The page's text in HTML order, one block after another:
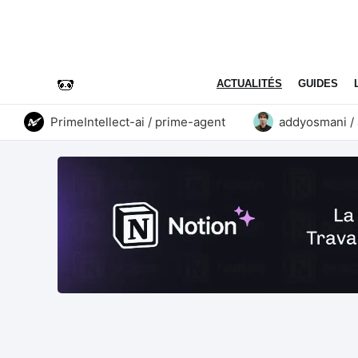
ACTUALITÉS GUIDES
PrimeIntellect-ai / prime-agent addyosmani /